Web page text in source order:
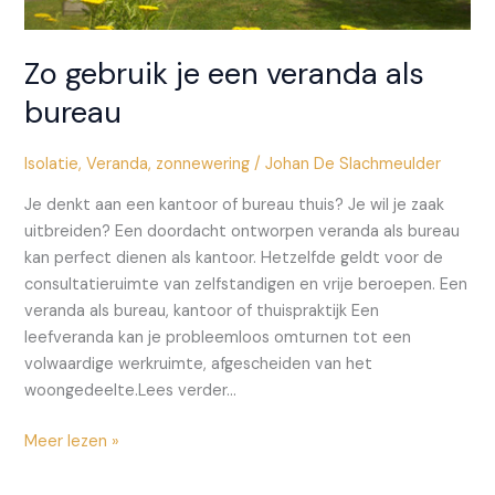
Zo gebruik je een veranda als
bureau
Isolatie,Veranda, zonnewering /Johan De Slachmeulder
Je denkt aan een kantoor of bureau thuis? Je wil je zaak
uitbreiden? Een doordacht ontworpen veranda als bureau
kan perfect dienen als kantoor. Hetzelfde geldt voor de
consultatieruimte van zelfstandigen en vrije beroepen. Een
veranda als bureau, kantoor of thuispraktijk Een
leefveranda kan je probleemloos omturnen tot een
volwaardige werkruimte, afgescheiden van het
woongedeelte.Lees verder…
Zo
Meer lezen »